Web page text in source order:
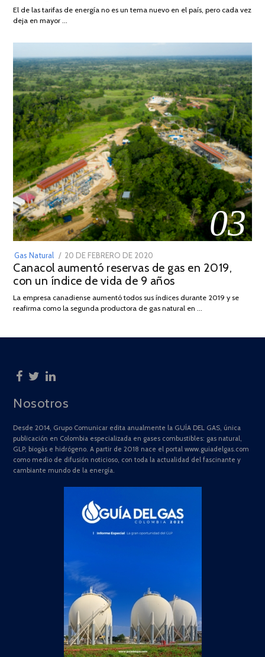
DE
El de las tarifas de energía no es un tema nuevo en el país, pero cada vez
deja en mayor …
03
Gas Natural
POSTED
ON
20 DE FEBRERO DE 2020
DE
JULIO
2025
Canacol aumentó reservas de gas en 2019,
con un índice de vida de 9 años
La empresa canadiense aumentó todos sus índices durante 2019 y se
reafirma como la segunda productora de gas natural en …
Nosotros
Desde 2014, Grupo Comunicar edita anualmente la GUÍA DEL GAS, única
publicación en Colombia especializada en gases combustibles: gas natural,
GLP, biogás e hidrógeno. A partir de 2018 nace el portal www.guiadelgas.com
como medio de difusión noticioso, con toda la actualidad del fascinante y
cambiante mundo de la energía.